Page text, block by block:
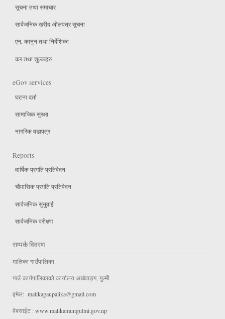
सूचना तथा समाचार
सार्वजनिक खरीद /बोलपत्र सूचना
एन, कानुन तथा निर्देशिका
कर तथा शुल्कहरु
eGov services
घटना दर्ता
सामाजिक सुरक्षा
नागरिक वडापत्र
Reports
वार्षिक प्रगति प्रतिवेदन
चौमासिक प्रगति प्रतिवेदन
सार्वजनिक सुनुवाई
सार्वजनिक परीक्षण
सम्पर्क विवरण
मालिका गाउँपालिका
गाउँ कार्यपालिकाको कार्यालय अर्खवाङ्ग, गुल्मी
इमेल: malikagaupalika@gmail.com
वेबसाईट : www.malikamungulmi.gov.np